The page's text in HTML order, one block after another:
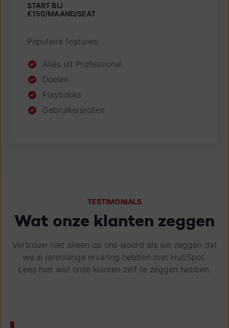
START BIJ
€150/MAAND/SEAT
Populaire features:
Alles uit Professional
Doelen
Playbooks
Gebruikersrollen
TESTIMONIALS
Wat onze klanten zeggen
Vertrouw niet alleen op ons woord als we zeggen dat
we al jarenlange ervaring hebben met HubSpot.
Lees hier wat onze klanten zelf te zeggen hebben.